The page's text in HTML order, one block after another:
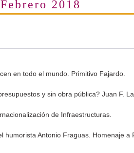
2018
en todo el mundo. Primitivo Fajardo.
y sin obra pública? Juan F.
de Infraestructuras.
humorista Antonio Fraguas. Homenaje a